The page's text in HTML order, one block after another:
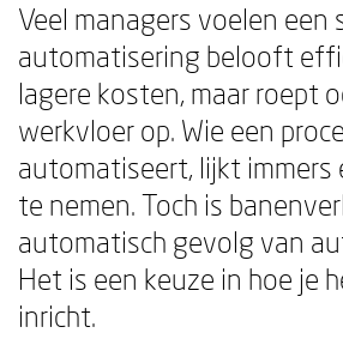
Veel managers voelen een
automatisering belooft
lagere kosten, maar roept
werkvloer op. Wie een
automatiseert, lijkt immers
te nemen. Toch is
automatisch gevolg van
Het is een keuze in hoe je
inricht.